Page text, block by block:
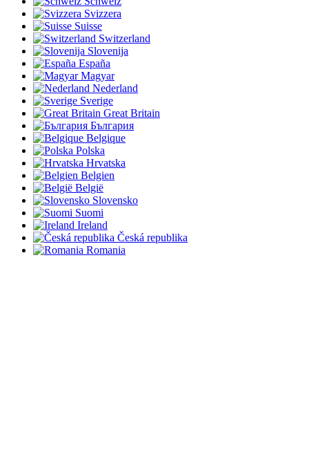
Svizzera
Suisse
Switzerland
Slovenija
España
Magyar
Nederland
Sverige
Great Britain
България
Belgique
Polska
Hrvatska
Belgien
België
Slovensko
Suomi
Ireland
Česká republika
Romania